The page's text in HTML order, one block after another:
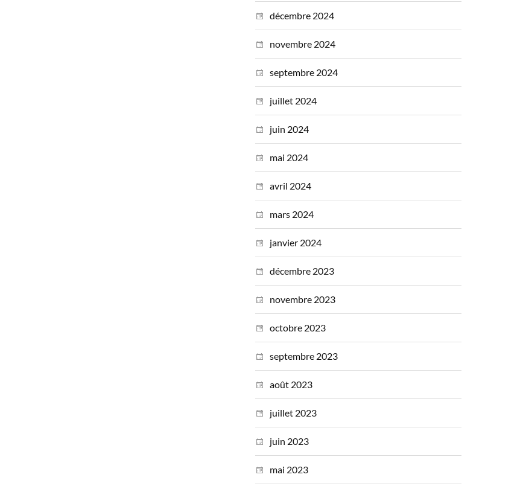
décembre 2024
novembre 2024
septembre 2024
juillet 2024
juin 2024
mai 2024
avril 2024
mars 2024
janvier 2024
décembre 2023
novembre 2023
octobre 2023
septembre 2023
août 2023
juillet 2023
juin 2023
mai 2023